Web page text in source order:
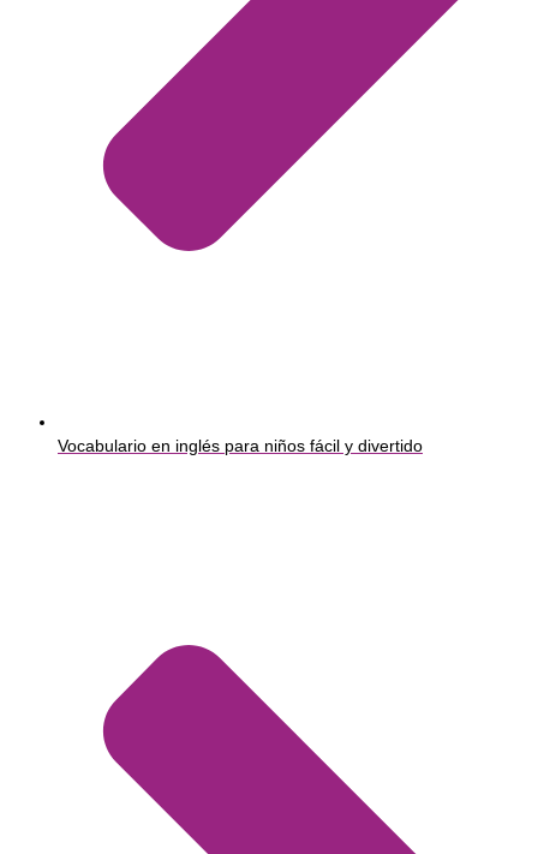
Vocabulario en inglés para niños fácil y divertido